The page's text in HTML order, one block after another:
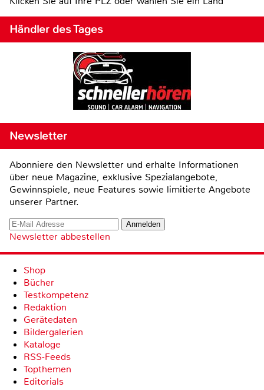
Händler des Tages
Newsletter
Abonniere den Newsletter und erhalte Informationen
über neue Magazine, exklusive Spezialangebote,
Gewinnspiele, neue Features sowie limitierte Angebote
unserer Partner.
Newsletter abbestellen
Shop
Bücher
Testkompetenz
Redaktion
Gerätedaten
Bildergalerien
Kataloge
RSS-Feeds
Topthemen
Editorials